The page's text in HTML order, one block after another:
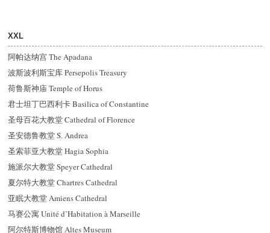
XXL
阿帕达纳宫 The Apadana
波斯波利斯宝库 Persepolis Treasury
荷鲁斯神庙 Temple of Horus
君士坦丁巴西利卡 Basilica of Constantine
圣母百花大教堂 Cathedral of Florence
圣安德鲁教堂 S. Andrea
圣索菲亚大教堂 Hagia Sophia
施派尔大教堂 Speyer Cathedral
夏尔特大教堂 Chartres Cathedral
亚眠大教堂 Amiens Cathedral
马赛公寓 Unité d’Habitation à Marseille
阿尔特斯博物馆 Altes Museum